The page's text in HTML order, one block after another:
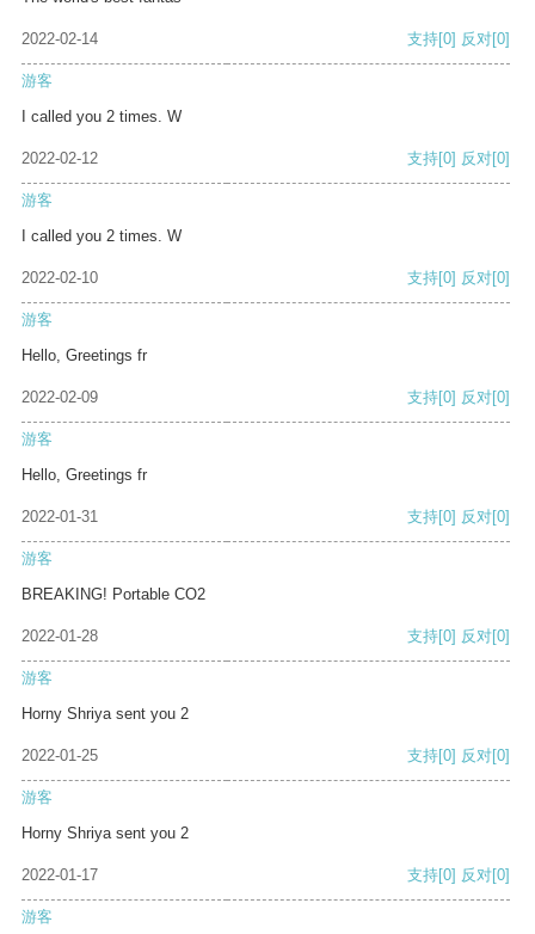
2022-02-14 支持[0] 反对[0]
游客
I called you 2 times. W
2022-02-12 支持[0] 反对[0]
游客
I called you 2 times. W
2022-02-10 支持[0] 反对[0]
游客
Hello, Greetings fr
2022-02-09 支持[0] 反对[0]
游客
Hello, Greetings fr
2022-01-31 支持[0] 反对[0]
游客
BREAKING! Portable CO2
2022-01-28 支持[0] 反对[0]
游客
Horny Shriya sent you 2
2022-01-25 支持[0] 反对[0]
游客
Horny Shriya sent you 2
2022-01-17 支持[0] 反对[0]
游客